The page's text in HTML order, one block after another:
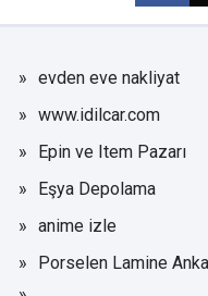
evden eve nakliyat
www.idilcar.com
Epin ve Item Pazarı
Eşya Depolama
anime izle
Porselen Lamine